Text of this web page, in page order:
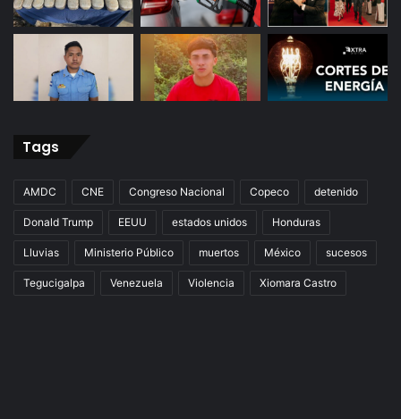
Tags
AMDC CNE Congreso Nacional Copeco detenido
Donald Trump EEUU estados unidos Honduras
Lluvias Ministerio Público muertos México sucesos
Tegucigalpa Venezuela Violencia Xiomara Castro